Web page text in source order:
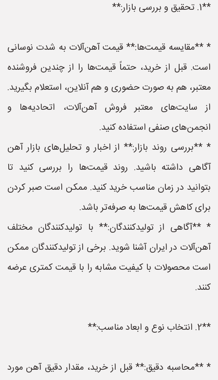
**1. تحقیق و بررسی بازار:**
* **مقایسه قیمت‌ها:** قیمت آهن‌آلات به شدت نوسانی
است. قبل از خرید، حتماً قیمت‌ها را از چندین فروشنده
معتبر، هم به صورت حضوری و هم آنلاین، استعلام بگیرید.
از سایت‌های معتبر فروش آهن‌آلات، اتحادیه‌ها و
انجمن‌های صنفی استفاده کنید.
* **بررسی روند بازار:** از اخبار و تحلیل‌های بازار آهن
آگاهی داشته باشید. روند قیمت‌ها را بررسی کنید تا
بتوانید در زمان مناسب خرید کنید. ممکن است صبر کردن
برای کاهش قیمت‌ها به صرفه‌تر باشد.
* **آگاهی از تولیدکنندگان:** با تولیدکنندگان مختلف
آهن‌آلات در ایران آشنا شوید. برخی از تولیدکنندگان ممکن
است محصولات با کیفیت مشابه را با قیمت کمتری عرضه
کنند.
**2. انتخاب نوع و ابعاد مناسب:**
* **محاسبه دقیق:** قبل از خرید، مقدار دقیق آهن مورد